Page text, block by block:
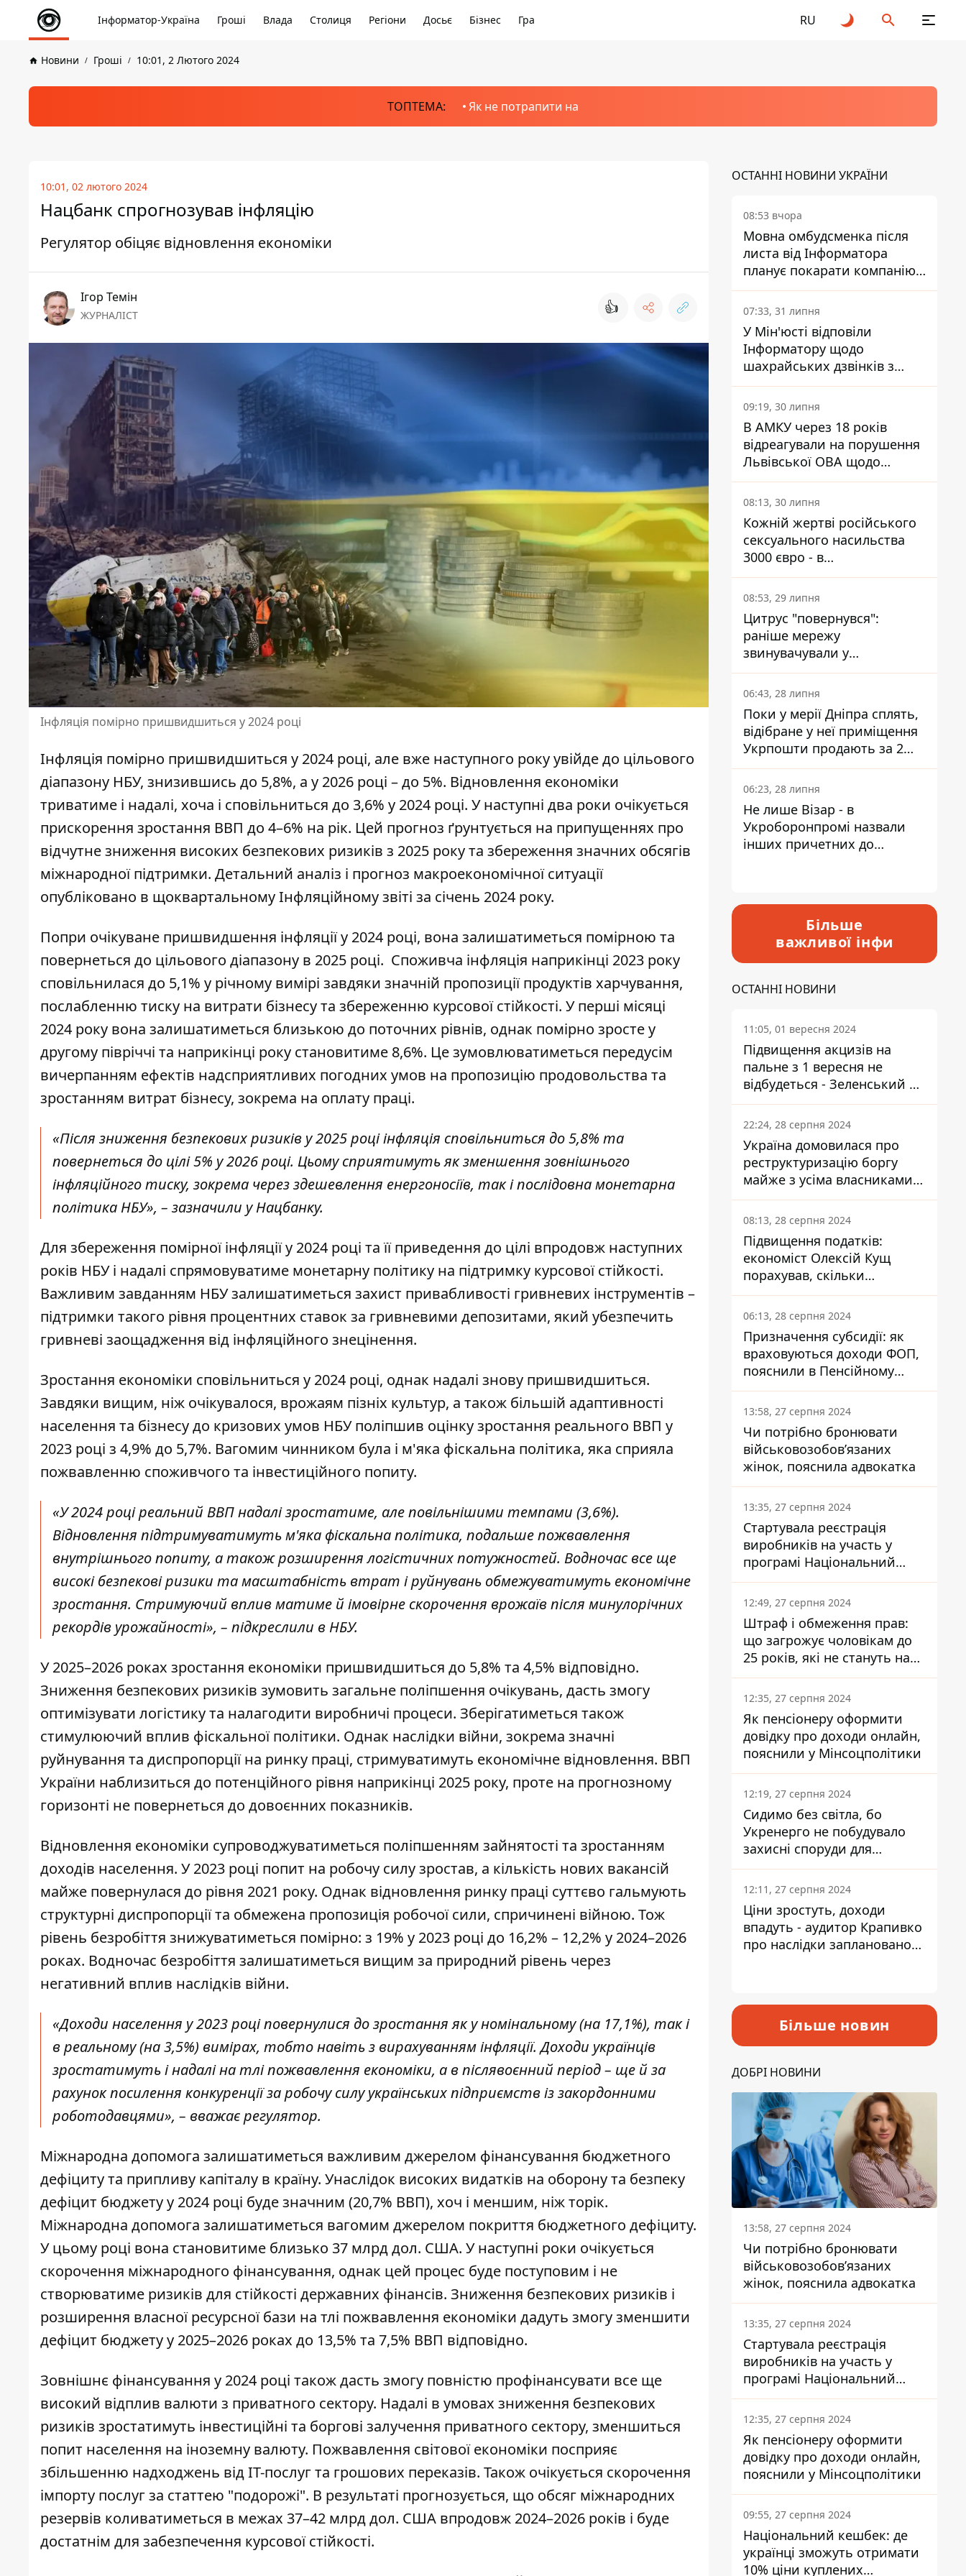
Інформатор-Україна Гроші Влада Столиця Регіони Досьє Бізнес Гра RU
Новини Гроші 10:01, 2 Лютого 2024
ТОПТЕМА: Як не потрапити на
10:01, 02 лютого 2024
Нацбанк спрогнозував інфляцію
Регулятор обіцяє відновлення економіки
Ігор Темін
ЖУРНАЛІСТ 👍
Інфляція помірно пришвидшиться у 2024 році
Інфляція помірно пришвидшиться у 2024 році, але вже наступного року увійде до цільового
діапазону НБУ, знизившись до 5,8%, а у 2026 році – до 5%. Відновлення економіки
триватиме і надалі, хоча і сповільниться до 3,6% у 2024 році. У наступні два роки очікується
прискорення зростання ВВП до 4–6% на рік. Цей прогноз ґрунтується на припущеннях про
відчутне зниження високих безпекових ризиків з 2025 року та збереження значних обсягів
міжнародної підтримки. Детальний аналіз і прогноз макроекономічної ситуації
опубліковано в щоквартальному Інфляційному звіті за січень 2024 року.
Попри очікуване пришвидшення інфляції у 2024 році, вона залишатиметься помірною та
повернеться до цільового діапазону в 2025 році. Споживча інфляція наприкінці 2023 року
сповільнилася до 5,1% у річному вимірі завдяки значній пропозиції продуктів харчування,
послабленню тиску на витрати бізнесу та збереженню курсової стійкості. У перші місяці
2024 року вона залишатиметься близькою до поточних рівнів, однак помірно зросте у
другому півріччі та наприкінці року становитиме 8,6%. Це зумовлюватиметься передусім
вичерпанням ефектів надсприятливих погодних умов на пропозицію продовольства та
зростанням витрат бізнесу, зокрема на оплату праці.
«Після зниження безпекових ризиків у 2025 році інфляція сповільниться до 5,8% та
повернеться до цілі 5% у 2026 році. Цьому сприятимуть як зменшення зовнішнього
інфляційного тиску, зокрема через здешевлення енергоносіїв, так і послідовна монетарна
політика НБУ», – зазначили у Нацбанку.
Для збереження помірної інфляції у 2024 році та її приведення до цілі впродовж наступних
років НБУ і надалі спрямовуватиме монетарну політику на підтримку курсової стійкості.
Важливим завданням НБУ залишатиметься захист привабливості гривневих інструментів –
підтримки такого рівня процентних ставок за гривневими депозитами, який убезпечить
гривневі заощадження від інфляційного знецінення.
Зростання економіки сповільниться у 2024 році, однак надалі знову пришвидшиться.
Завдяки вищим, ніж очікувалося, врожаям пізніх культур, а також більшій адаптивності
населення та бізнесу до кризових умов НБУ поліпшив оцінку зростання реального ВВП у
2023 році з 4,9% до 5,7%. Вагомим чинником була і м'яка фіскальна політика, яка сприяла
пожвавленню споживчого та інвестиційного попиту.
«У 2024 році реальний ВВП надалі зростатиме, але повільнішими темпами (3,6%).
Відновлення підтримуватимуть м'яка фіскальна політика, подальше пожвавлення
внутрішнього попиту, а також розширення логістичних потужностей. Водночас все ще
високі безпекові ризики та масштабність втрат і руйнувань обмежуватимуть економічне
зростання. Стримуючий вплив матиме й імовірне скорочення врожаїв після минулорічних
рекордів урожайності», – підкреслили в НБУ.
У 2025–2026 роках зростання економіки пришвидшиться до 5,8% та 4,5% відповідно.
Зниження безпекових ризиків зумовить загальне поліпшення очікувань, дасть змогу
оптимізувати логістику та налагодити виробничі процеси. Зберігатиметься також
стимулюючий вплив фіскальної політики. Однак наслідки війни, зокрема значні
руйнування та диспропорції на ринку праці, стримуватимуть економічне відновлення. ВВП
України наблизиться до потенційного рівня наприкінці 2025 року, проте на прогнозному
горизонті не повернеться до довоєнних показників.
Відновлення економіки супроводжуватиметься поліпшенням зайнятості та зростанням
доходів населення. У 2023 році попит на робочу силу зростав, а кількість нових вакансій
майже повернулася до рівня 2021 року. Однак відновлення ринку праці суттєво гальмують
структурні диспропорції та обмежена пропозиція робочої сили, спричинені війною. Тож
рівень безробіття знижуватиметься помірно: з 19% у 2023 році до 16,2% – 12,2% у 2024–2026
роках. Водночас безробіття залишатиметься вищим за природний рівень через
негативний вплив наслідків війни.
«Доходи населення у 2023 році повернулися до зростання як у номінальному (на 17,1%), так і
в реальному (на 3,5%) вимірах, тобто навіть з вирахуванням інфляції. Доходи українців
зростатимуть і надалі на тлі пожвавлення економіки, а в післявоєнний період – ще й за
рахунок посилення конкуренції за робочу силу українських підприємств із закордонними
роботодавцями», – вважає регулятор.
Міжнародна допомога залишатиметься важливим джерелом фінансування бюджетного
дефіциту та припливу капіталу в країну. Унаслідок високих видатків на оборону та безпеку
дефіцит бюджету у 2024 році буде значним (20,7% ВВП), хоч і меншим, ніж торік.
Міжнародна допомога залишатиметься вагомим джерелом покриття бюджетного дефіциту.
У цьому році вона становитиме близько 37 млрд дол. США. У наступні роки очікується
скорочення міжнародного фінансування, однак цей процес буде поступовим і не
створюватиме ризиків для стійкості державних фінансів. Зниження безпекових ризиків і
розширення власної ресурсної бази на тлі пожвавлення економіки дадуть змогу зменшити
дефіцит бюджету у 2025–2026 роках до 13,5% та 7,5% ВВП відповідно.
Зовнішнє фінансування у 2024 році також дасть змогу повністю профінансувати все ще
високий відплив валюти з приватного сектору. Надалі в умовах зниження безпекових
ризиків зростатимуть інвестиційні та боргові залучення приватного сектору, зменшиться
попит населення на іноземну валюту. Пожвавлення світової економіки посприяє
збільшенню надходжень від ІТ-послуг та грошових переказів. Також очікується скорочення
імпорту послуг за статтею "подорожі". В результаті прогнозується, що обсяг міжнародних
резервів коливатиметься в межах 37–42 млрд дол. США впродовж 2024–2026 років і буде
достатнім для забезпечення курсової стійкості.
ОСТАННІ НОВИНИ УКРАЇНИ
08:53 вчора
Мовна омбудсменка після
листа від Інформатора
планує покарати компанію-
підрядника ПриватБанку
07:33, 31 липня
У Мін'юсті відповіли
Інформатору щодо
шахрайських дзвінків з
камери Сумського СІЗО так,
що ніхто нічого не зрозумів
09:19, 30 липня
В АМКУ через 18 років
відреагували на порушення
Львівської ОВА щодо
харчування у закладах
освіти
08:13, 30 липня
Кожній жертві російського
сексуального насильства
3000 євро - в
Мінсоцполітики пояснили
Інформатору, звідки на це
гроші
08:53, 29 липня
Цитрус "повернувся":
раніше мережу
звинувачували у
контрабанді техніки та
ухиленні від сплати
податків
06:43, 28 липня
Поки у мерії Дніпра сплять,
відібране у неї приміщення
Укрпошти продають за 2
мільйони
06:23, 28 липня
Не лише Візар - в
Укроборонпромі назвали
інших причетних до
Більше
важливої інфи
ОСТАННІ НОВИНИ
11:05, 01 вересня 2024
Підвищення акцизів на
пальне з 1 вересня не
відбудеться - Зеленський не
підписав закон
22:24, 28 серпня 2024
Україна домовилася про
реструктуризацію боргу
майже з усіма власниками
єврооблігацій: що це
означає для країни
08:13, 28 серпня 2024
Підвищення податків:
економіст Олексій Кущ
порахував, скільки
заплатить кожен українець
06:13, 28 серпня 2024
Призначення субсидії: як
враховуються доходи ФОП,
пояснили в Пенсійному
фонді
13:58, 27 серпня 2024
Чи потрібно бронювати
військовозобов’язаних
жінок, пояснила адвокатка
13:35, 27 серпня 2024
Стартувала реєстрація
виробників на участь у
програмі Національний
кешбек: як це зробити
через портал Дія
12:49, 27 серпня 2024
Штраф і обмеження прав:
що загрожує чоловікам до
25 років, які не стануть на
військовий облік
12:35, 27 серпня 2024
Як пенсіонеру оформити
довідку про доходи онлайн,
пояснили у Мінсоцполітики
12:19, 27 серпня 2024
Сидимо без світла, бо
Укренерго не побудувало
захисні споруди для
енергетики - нардеп
Кучеренко
12:11, 27 серпня 2024
Ціни зростуть, доходи
впадуть - аудитор Крапивко
про наслідки запланованого
Більше новин
ДОБРІ НОВИНИ
13:58, 27 серпня 2024
Чи потрібно бронювати
військовозобов’язаних
жінок, пояснила адвокатка
13:35, 27 серпня 2024
Стартувала реєстрація
виробників на участь у
програмі Національний
кешбек: як це зробити
через портал Дія
12:35, 27 серпня 2024
Як пенсіонеру оформити
довідку про доходи онлайн,
пояснили у Мінсоцполітики
09:55, 27 серпня 2024
Національний кешбек: де
українці зможуть отримати
10% ціни куплених